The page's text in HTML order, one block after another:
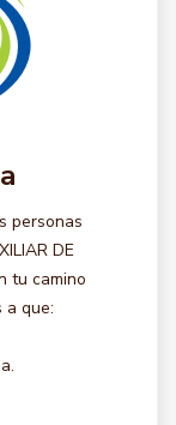
personas
DE
tu camino
a que: